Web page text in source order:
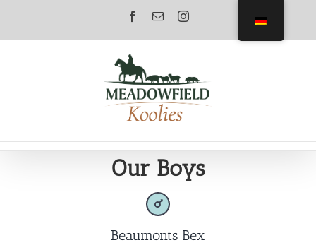
springen
Facebook
E-
Instagram
Our Boys
Beaumonts Bex